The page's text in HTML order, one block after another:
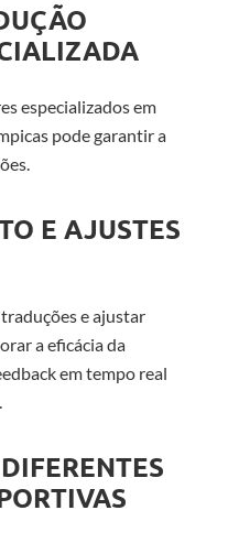
especializados em
pode garantir a
E AJUSTES
e ajustar
a eficácia da
em tempo real